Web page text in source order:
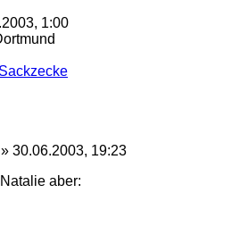
1:00
» 30.06.2003, 19:23
aber: